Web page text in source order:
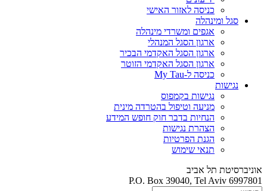
כניסה לאזור האישי
סגל ומינהלה
אגפים ומשרדי מינהלה
ארגון הסגל המנהלי
ארגון הסגל האקדמי הבכיר
ארגון הסגל האקדמי הזוטר
כניסה ל-My Tau
נגישות
נגישות בקמפוס
מניעה וטיפול בהטרדה מינית
הנחיות בדבר חוק חופש המידע
הצהרת נגישות
הגנת הפרטיות
תנאי שימוש
אוניברסיטת תל אביב
P.O. Box 39040, Tel Aviv 6997801